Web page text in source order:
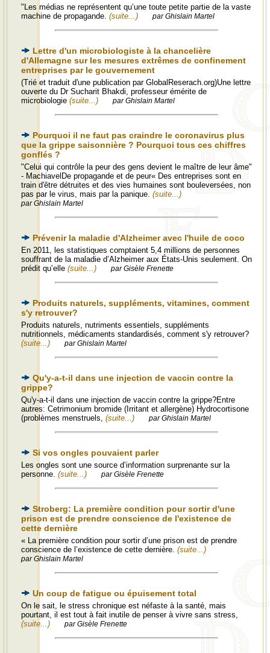
"Les médias ne représentent qu’une toute petite partie de la vaste
machine de propagande. (suite...) par Ghislain Martel
Lettre d'un microbiologiste à la chancelière
d'Allemagne sur les mesures extrêmes de confinement
entreprises par le gouvernement
(Trié et traduit d'une publication par GlobalReserach.org)Une lettre
ouverte du Dr Sucharit Bhakdi, professeur émérite de
microbiologie (suite...) par Ghislain Martel
Pourquoi il ne faut pas craindre le coronavirus plus
que la grippe saisonnière ? Pourquoi tous ces chiffres
gonflés ?
"Celui qui contrôle la peur des gens devient le maître de leur âme"
- MachiavelDe propagande et de peur« Des entreprises sont en
train d'être détruites et des vies humaines sont bouleversées, non
pas par le virus, mais par la panique. (suite...)
par Ghislain Martel
Prévenir la maladie d'Alzheimer avec l'huile de coco
En 2011, les statistiques comptaient 5,4 millions de personnes
souffrant de la maladie d’Alzheimer aux États-Unis seulement. On
prédit qu’elle (suite...) par Gisèle Frenette
Produits naturels, suppléments, vitamines, comment
s'y retrouver?
Produits naturels, nutriments essentiels, suppléments
nutritionnels, médicaments standardisés, comment s'y retrouver?
(suite...)
par Ghislain Martel
Qu'y-a-t-il dans une injection de vaccin contre la
grippe?
Qu'y-a-t-il dans une injection de vaccin contre la grippe?Entre
autres: Cetrimonium bromide (Irritant et allergène) Hydrocortisone
(problèmes menstruels, (suite...) par Ghislain Martel
Si vos ongles pouvaient parler
Les ongles sont une source d’information surprenante sur la
personne. (suite...) par Gisèle Frenette
Stroberg: La première condition pour sortir d'une
prison est de prendre conscience de l'existence de
cette dernière
« La première condition pour sortir d’une prison est de prendre
conscience de l’existence de cette dernière. (suite...)
par Ghislain Martel
Un coup de fatigue ou épuisement total
On le sait, le stress chronique est néfaste à la santé, mais
pourtant, il est tout à fait inutile de penser à vivre sans stress,
(suite...)
par Gisèle Frenette